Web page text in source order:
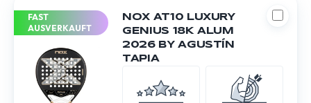
FAST
AUSVERKAUFT
NOX AT10 LUXURY
GENIUS 18K ALUM
2026 BY AGUSTÍN
TAPIA